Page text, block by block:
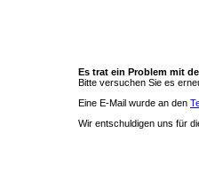
Es trat ein Problem mit
Bitte versuchen Sie es
Eine E-Mail wurde an den
Wir entschuldigen uns für